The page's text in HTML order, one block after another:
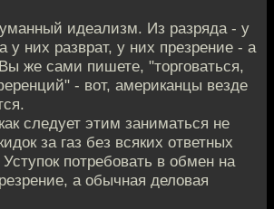
идеализм. Из разряда - у
у них разврат, у них презрение - а
же сами пишете, "торговаться,
- вот, американцы везде
следует этим заниматься не
за газ без всяких ответных
потребовать в обмен на
а обычная деловая